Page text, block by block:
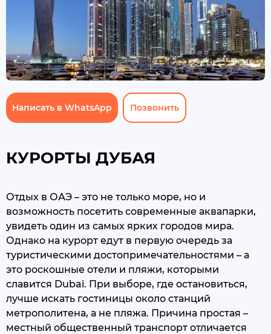
Написать в WhatsApp Позвонить
КУРОРТЫ ДУБАЯ
Отдых в ОАЭ – это не только море, но и
возможность посетить современные аквапарки,
увидеть один из самых ярких городов мира.
Однако на курорт едут в первую очередь за
туристическими достопримечательностями – а
это роскошные отели и пляжи, которыми
славится Dubai. При выборе, где остановиться,
лучше искать гостиницы около станций
метрополитена, а не пляжа. Причина простая –
местный общественный транспорт отличается